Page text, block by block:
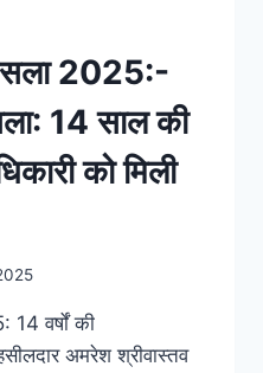
2025:-
14 साल की
को मिली
14 वर्षों की
अमरेश श्रीवास्तव